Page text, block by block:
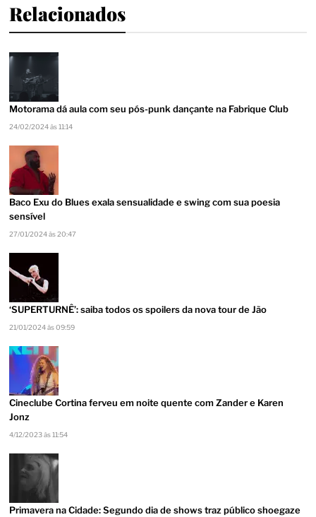
Relacionados
Motorama dá aula com seu pós-punk dançante na Fabrique Club
24/02/2024 às 11:14
Baco Exu do Blues exala sensualidade e swing com sua poesia
sensível
27/01/2024 às 20:47
‘SUPERTURNÊ’: saiba todos os spoilers da nova tour de Jão
21/01/2024 às 09:59
Cineclube Cortina ferveu em noite quente com Zander e Karen
Jonz
4/12/2023 às 11:54
Primavera na Cidade: Segundo dia de shows traz público shoegaze